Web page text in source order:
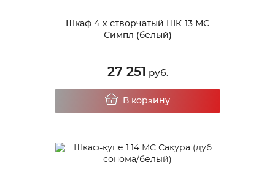
Шкаф 4-х створчатый ШК-13 МС
Симпл (белый)
27 251 руб.
В корзину